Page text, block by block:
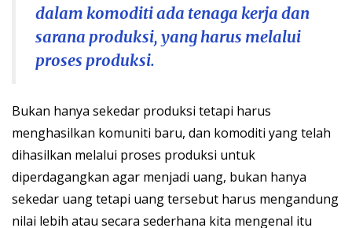
dalam komoditi ada tenaga kerja dan
sarana produksi, yang harus melalui
proses produksi.
Bukan hanya sekedar produksi tetapi harus
menghasilkan komuniti baru, dan komoditi yang telah
dihasilkan melalui proses produksi untuk
diperdagangkan agar menjadi uang, bukan hanya
sekedar uang tetapi uang tersebut harus mengandung
nilai lebih atau secara sederhana kita mengenal itu